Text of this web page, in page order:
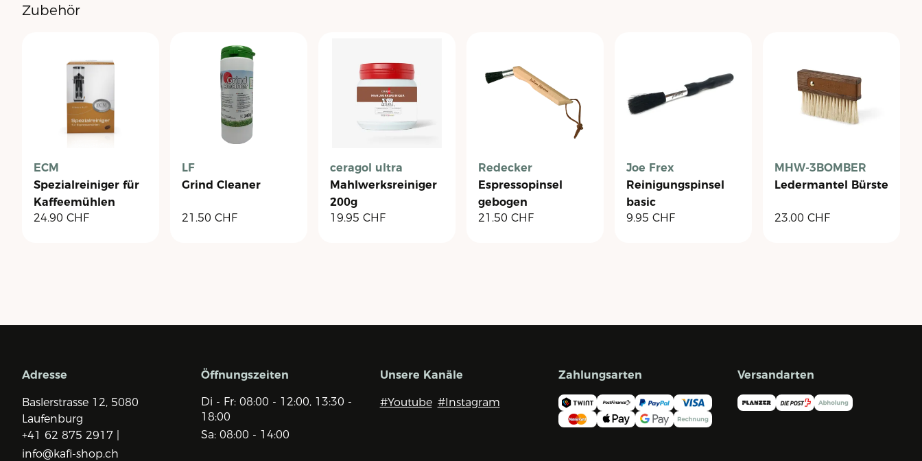
Zubehör
ECM
Spezialreiniger für
Kaffeemühlen
24.90 CHF
LF
Grind Cleaner
21.50 CHF
ceragol ultra
Mahlwerksreiniger
200g
19.95 CHF
Redecker
Espressopinsel
gebogen
21.50 CHF
Joe Frex
Reinigungspinsel
basic
9.95 CHF
MHW-3BOMBER
Ledermantel Bürste
23.00 CHF
Adresse
Baslerstrasse 12, 5080
Laufenburg
+41 62 875 2917 |
info@kafi-shop.ch
Öffnungszeiten
Di - Fr: 08:00 - 12:00, 13:30 -
18:00
Sa: 08:00 - 14:00
Unsere Kanäle
#Youtube #Instagram
Zahlungsarten Versandarten